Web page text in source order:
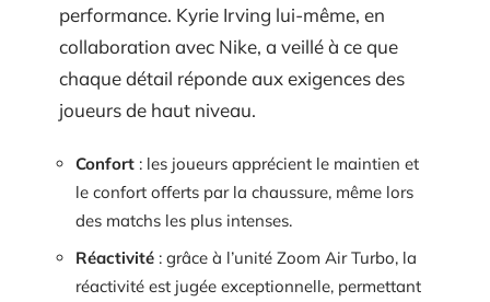
performance. Kyrie Irving lui-même, en
collaboration avec Nike, a veillé à ce que
chaque détail réponde aux exigences des
joueurs de haut niveau.
Confort : les joueurs apprécient le maintien et
le confort offerts par la chaussure, même lors
des matchs les plus intenses.
Réactivité : grâce à l’unité Zoom Air Turbo, la
réactivité est jugée exceptionnelle, permettant